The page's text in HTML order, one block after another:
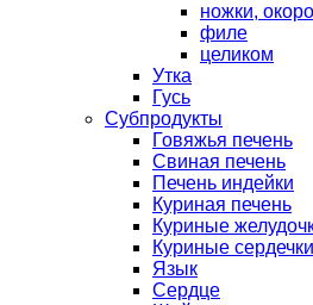
ножки,
филе
целиком
Утка
Гусь
Субпродукты
Говяжья печень
Свиная печень
Печень индейки
Куриная печень
Куриные
Куриные сердечки
Язык
Сердце